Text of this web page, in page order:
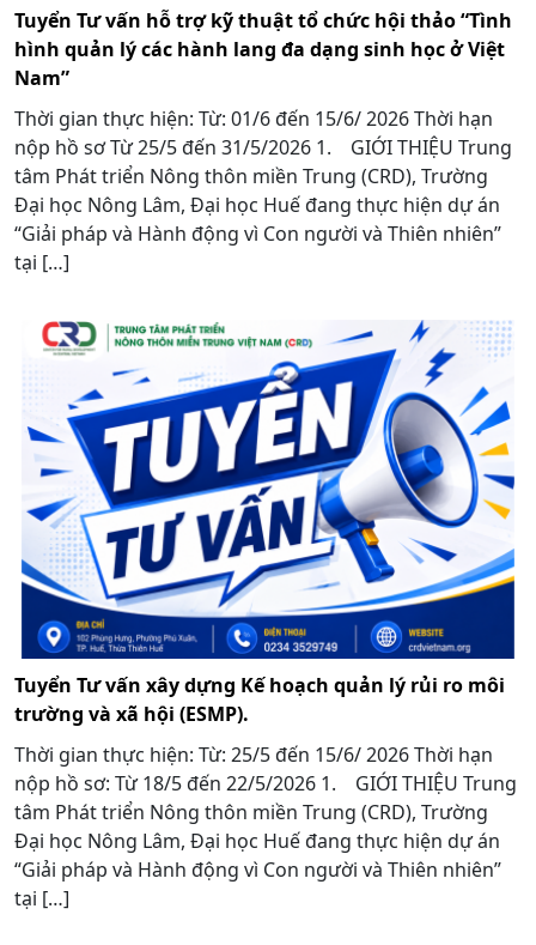
Tuyển Tư vấn hỗ trợ kỹ thuật tổ chức hội thảo “Tình
hình quản lý các hành lang đa dạng sinh học ở Việt
Nam”
Thời gian thực hiện: Từ: 01/6 đến 15/6/ 2026 Thời hạn
nộp hồ sơ Từ 25/5 đến 31/5/2026 1. GIỚI THIỆU Trung
tâm Phát triển Nông thôn miền Trung (CRD), Trường
Đại học Nông Lâm, Đại học Huế đang thực hiện dự án
“Giải pháp và Hành động vì Con người và Thiên nhiên”
tại […]
Tuyển Tư vấn xây dựng Kế hoạch quản lý rủi ro môi
trường và xã hội (ESMP).
Thời gian thực hiện: Từ: 25/5 đến 15/6/ 2026 Thời hạn
nộp hồ sơ: Từ 18/5 đến 22/5/2026 1. GIỚI THIỆU Trung
tâm Phát triển Nông thôn miền Trung (CRD), Trường
Đại học Nông Lâm, Đại học Huế đang thực hiện dự án
“Giải pháp và Hành động vì Con người và Thiên nhiên”
tại […]